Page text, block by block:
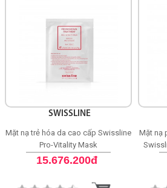
SWISSLINE
Mặt nạ trẻ hóa da cao cấp Swissline
Pro-Vitality Mask
15.676.200đ
Mặt nạ